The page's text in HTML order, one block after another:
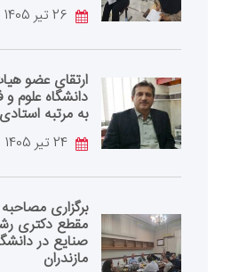
ارتقای عضو
دانشگاه علوم و
به مرتبه استادی
برگزاری
مقطع دکتری
صنایع در
مازندران